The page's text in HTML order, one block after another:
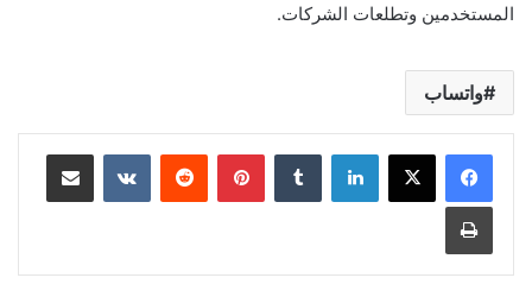
المستخدمين وتطلعات الشركات.
واتساب
لينكدإن بينتيريست مشاركة عبر البريد
طباعة